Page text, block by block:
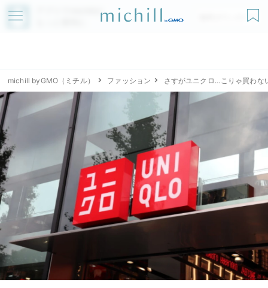
アプリでmichillが
無料ダウンロード
michill byGMO（ミチル） ファッション さすがユニクロ…こりゃ買わ